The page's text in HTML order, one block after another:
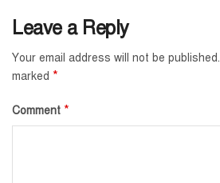
Leave a Reply
Your email address will not be published.
marked *
Comment *